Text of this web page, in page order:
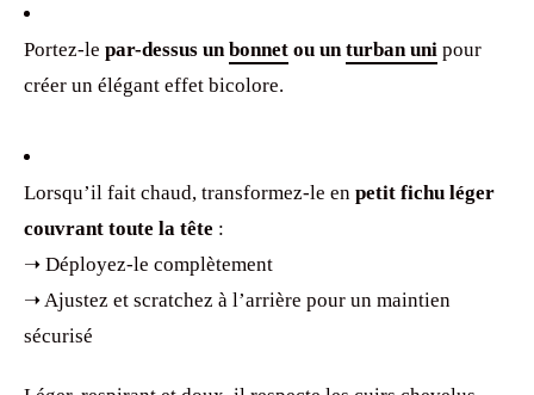
Portez-le par-dessus unbonnet ou unturban uni pour
créer un élégant effet bicolore.
Lorsqu’il fait chaud, transformez-le en petit fichu léger
couvrant toute la tête :
➝ Déployez-le complètement
➝ Ajustez et scratchez à l’arrière pour un maintien
sécurisé